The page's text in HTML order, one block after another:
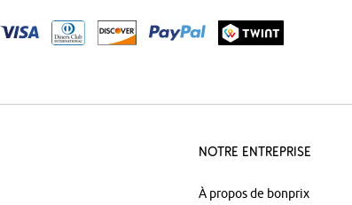
Notre Entreprise
À propos de bonprix